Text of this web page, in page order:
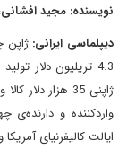
نویسنده: مجید
دیپلماسی ایرانی:ژاپن
4.3 تریلیون دلار
ژاپنی 35 هزار
واردکننده و
ایالت کالیفرنیای